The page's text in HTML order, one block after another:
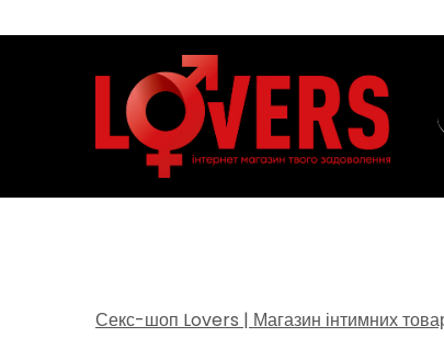
Секс-шоп Lovers | Магазин інтимних